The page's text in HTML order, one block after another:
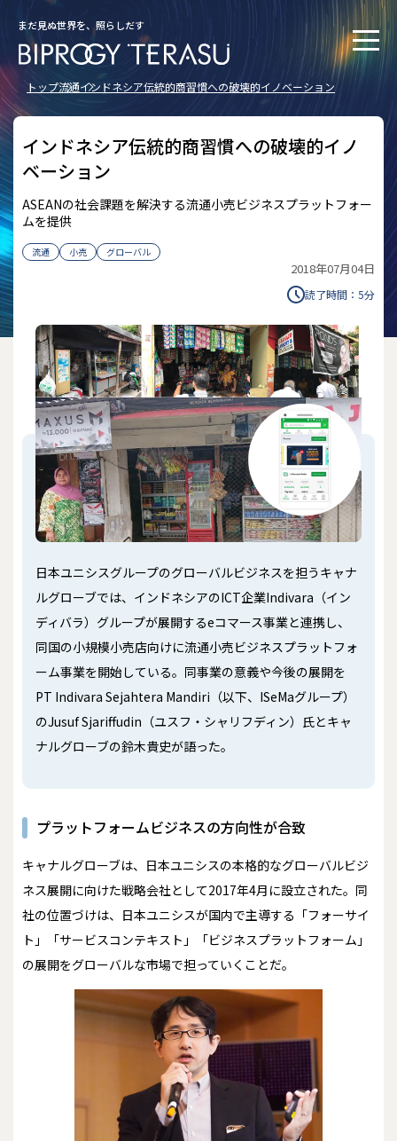
まだ見ぬ世界を、照らしだす
トップ流通インドネシア伝統的商習慣への破壊的イノベーション
インドネシア伝統的商習慣への破壊的イノ
ベーション
ASEANの社会課題を解決する流通小売ビジネスプラットフォー
ムを提供
流通 小売 グローバル
2018年07月04日
読了時間： 5分
日本ユニシスグループのグローバルビジネスを担うキャナ
ルグローブでは、インドネシアのICT企業Indivara（イン
ディバラ）グループが展開するeコマース事業と連携し、
同国の小規模小売店向けに流通小売ビジネスプラットフォ
ーム事業を開始している。同事業の意義や今後の展開を
PT Indivara Sejahtera Mandiri（以下、ISeMaグループ）
のJusuf Sjariffudin（ユスフ・シャリフディン）氏とキャ
ナルグローブの鈴木貴史が語った。
プラットフォームビジネスの方向性が合致
キャナルグローブは、日本ユニシスの本格的なグローバルビジ
ネス展開に向けた戦略会社として2017年4月に設立された。同
社の位置づけは、日本ユニシスが国内で主導する「フォーサイ
ト」「サービスコンテキスト」「ビジネスプラットフォーム」
の展開をグローバルな市場で担っていくことだ。